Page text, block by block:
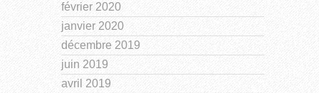
février 2020
janvier 2020
décembre 2019
juin 2019
avril 2019